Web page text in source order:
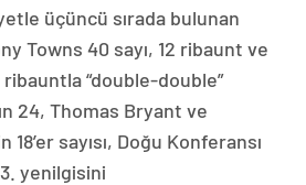
üçüncü sırada bulunan
Towns 40 sayı, 12 ribaunt ve
“double-double”
24, Thomas Bryant ve
sayısı, Doğu Konferansı
yenilgisini